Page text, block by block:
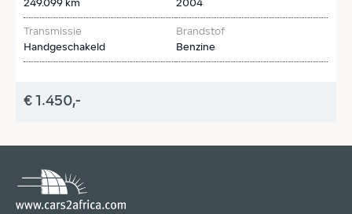
249.099 km
2004
Transmissie
Handgeschakeld
Brandstof
Benzine
€ 1.450,-